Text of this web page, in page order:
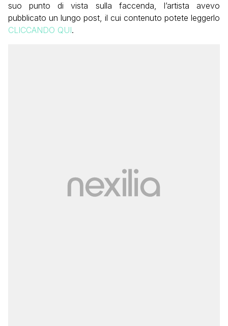
suo punto di vista sulla faccenda, l’artista avevo
pubblicato un lungo post, il cui contenuto potete leggerlo
CLICCANDO QUI.